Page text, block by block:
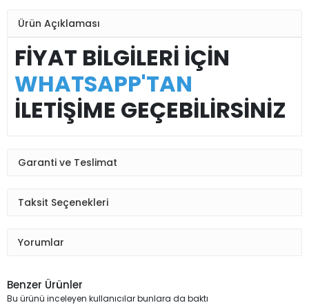
Ürün Açıklaması
FİYAT BİLGİLERİ İÇİN
WHATSAPP'TAN
İLETİŞİME GEÇEBİLİRSİNİZ
Garanti ve Teslimat
Taksit Seçenekleri
Yorumlar
Benzer Ürünler
Bu ürünü inceleyen kullanıcılar bunlara da baktı